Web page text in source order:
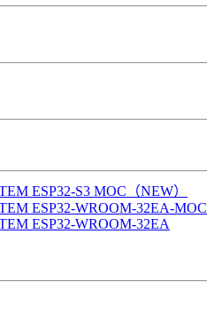
ESP32-S3 MOC（NEW）
ESP32-WROOM-32EA-MOC
ESP32-WROOM-32EA